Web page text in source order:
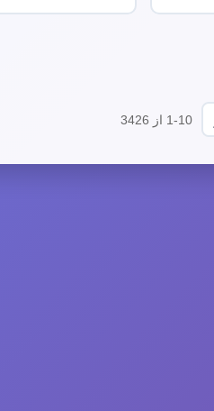
1-10 از 3426